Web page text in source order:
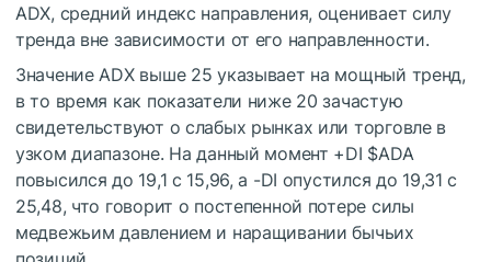
ADX, средний индекс направления, оценивает силу
тренда вне зависимости от его направленности.
Значение ADX выше 25 указывает на мощный тренд,
в то время как показатели ниже 20 зачастую
свидетельствуют о слабых рынках или торговле в
узком диапазоне. На данный момент +DI $ADA
повысился до 19,1 с 15,96, а -DI опустился до 19,31 с
25,48, что говорит о постепенной потере силы
медвежьим давлением и наращивании бычьих